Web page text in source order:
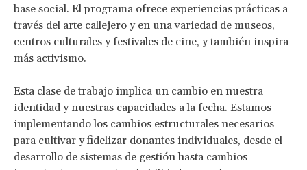
base social. El programa ofrece experiencias prácticas a
través del arte callejero y en una variedad de museos,
centros culturales y festivales de cine, y también inspira
más activismo.
Esta clase de trabajo implica un cambio en nuestra
identidad y nuestras capacidades a la fecha. Estamos
implementando los cambios estructurales necesarios
para cultivar y fidelizar donantes individuales, desde el
desarrollo de sistemas de gestión hasta cambios